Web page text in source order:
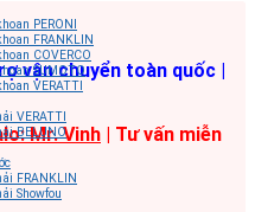
vận chuyển toàn quốc |
Mr. Vinh | Tư vấn miễn
PERONI
FRANKLIN
COVERCO
SUMOTO
VERATTI
VERATTI
BELUNO
FRANKLIN
Showfou